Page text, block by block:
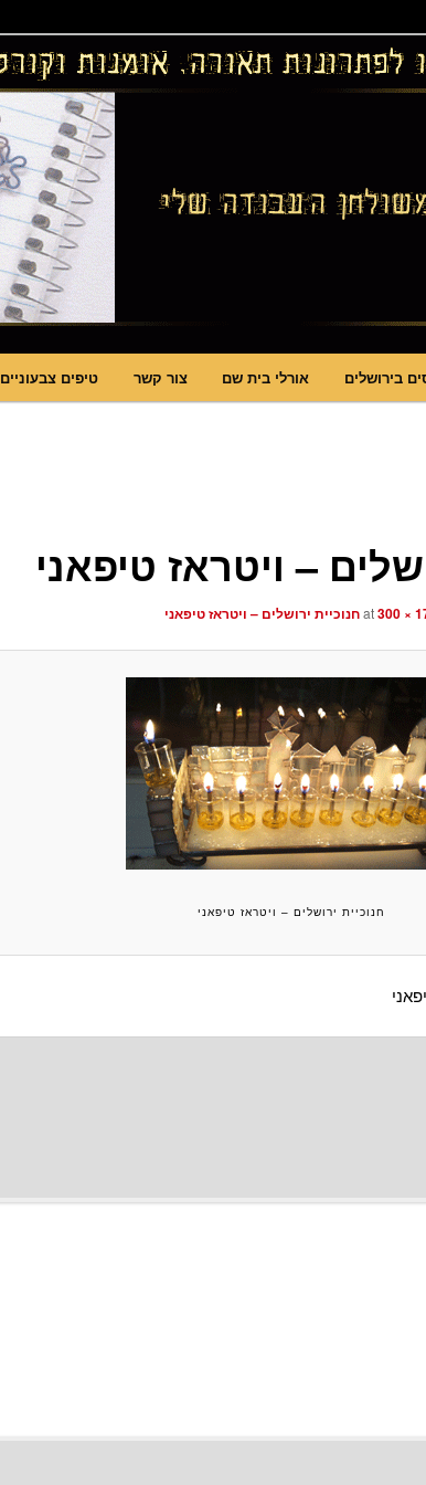
לויטראז
דקורטיביות, קורסים בויטראז ובפסיפס
בירושלים אורלי בית שם צור קשר טיפים צבעוניים
– ויטראז טיפאני
300 × חנוכיית ירושלים – ויטראז טיפאני
חנוכיית ירושלים – ויטראז טיפאני